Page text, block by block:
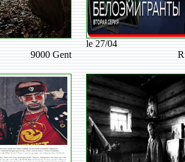
9000 Gent
le 27/04